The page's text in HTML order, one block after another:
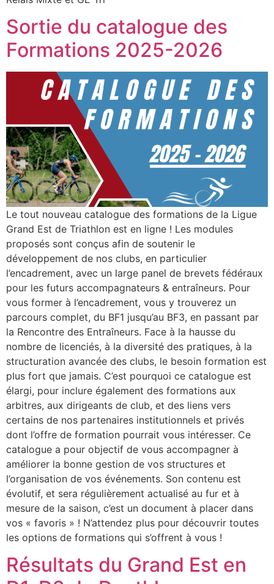
Sortie du catalogue des
Formations 2025-2026
Le tout nouveau catalogue des formations de la Ligue
Grand Est de Triathlon est en ligne ! Les modules
proposés sont conçus afin de soutenir le
développement de nos clubs, en particulier
l’encadrement, avec un large panel de brevets fédéraux
pour les futurs accompagnateurs & entraîneurs. Pour
vous former à l’encadrement, vous y trouverez un
parcours complet, du BF1 jusqu’au BF3, en passant par
la Rencontre des Entraîneurs. Face à la hausse du
nombre de licenciés, à la diversité des pratiques, à la
structuration avancée des clubs, le besoin formation est
plus fort que jamais. C’est pourquoi ce catalogue est
élargi, pour inclure également des formations aux
arbitres, aux dirigeants de club, et des liens vers
certains de nos partenaires institutionnels et privés
dont l’offre de formation pourrait vous intéresser. Ce
catalogue a pour objectif de vous accompagner à
améliorer la bonne gestion de vos structures et
l’organisation de vos événements. Son contenu est
évolutif, et sera régulièrement actualisé au fur et à
mesure de la saison, c’est un document à placer dans
vos « favoris » ! N’attendez plus pour découvrir toutes
les options de formations qui s’offrent à vous !
Résultats du Grand Est en